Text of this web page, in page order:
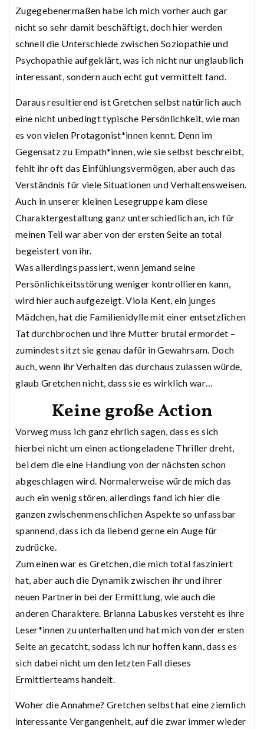
Zugegebenermaßen habe ich mich vorher auch gar
nicht so sehr damit beschäftigt, doch hier werden
schnell die Unterschiede zwischen Soziopathie und
Psychopathie aufgeklärt, was ich nicht nur unglaublich
interessant, sondern auch echt gut vermittelt fand.
Daraus resultierend ist Gretchen selbst natürlich auch
eine nicht unbedingt typische Persönlichkeit, wie man
es von vielen Protagonist*innen kennt. Denn im
Gegensatz zu Empath*innen, wie sie selbst beschreibt,
fehlt ihr oft das Einfühlungsvermögen, aber auch das
Verständnis für viele Situationen und Verhaltensweisen.
Auch in unserer kleinen Lesegruppe kam diese
Charaktergestaltung ganz unterschiedlich an, ich für
meinen Teil war aber von der ersten Seite an total
begeistert von ihr.
Was allerdings passiert, wenn jemand seine
Persönlichkeitsstörung weniger kontrollieren kann,
wird hier auch aufgezeigt. Viola Kent, ein junges
Mädchen, hat die Familienidylle mit einer entsetzlichen
Tat durchbrochen und ihre Mutter brutal ermordet –
zumindest sitzt sie genau dafür in Gewahrsam. Doch
auch, wenn ihr Verhalten das durchaus zulassen würde,
glaub Gretchen nicht, dass sie es wirklich war…
Keine große Action
Vorweg muss ich ganz ehrlich sagen, dass es sich
hierbei nicht um einen actiongeladene Thriller dreht,
bei dem die eine Handlung von der nächsten schon
abgeschlagen wird. Normalerweise würde mich das
auch ein wenig stören, allerdings fand ich hier die
ganzen zwischenmenschlichen Aspekte so unfassbar
spannend, dass ich da liebend gerne ein Auge für
zudrücke.
Zum einen war es Gretchen, die mich total fasziniert
hat, aber auch die Dynamik zwischen ihr und ihrer
neuen Partnerin bei der Ermittlung, wie auch die
anderen Charaktere. Brianna Labuskes versteht es ihre
Leser*innen zu unterhalten und hat mich von der ersten
Seite an gecatcht, sodass ich nur hoffen kann, dass es
sich dabei nicht um den letzten Fall dieses
Ermittlerteams handelt.
Woher die Annahme? Gretchen selbst hat eine ziemlich
interessante Vergangenheit, auf die zwar immer wieder